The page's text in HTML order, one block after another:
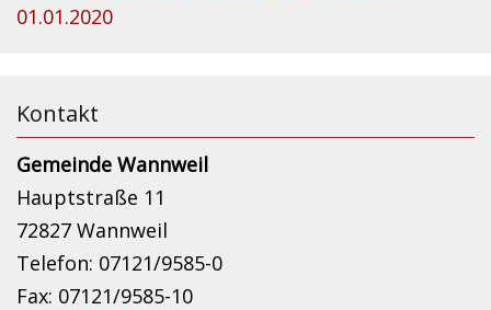
01.01.2020
Kontakt
Gemeinde Wannweil
Hauptstraße 11
72827 Wannweil
Telefon: 07121/9585-0
Fax: 07121/9585-10